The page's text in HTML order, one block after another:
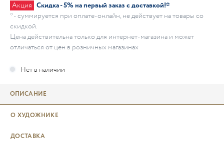
Акция Скидка - 5% на первый заказ с доставкой!*
* - суммируется при оплате-онлайн, не действует на товары со
скидкой.
Цена действительна только для интернет-магазина и может
отличаться от цен в розничных магазинах
ОПИСАНИЕ
О ХУДОЖНИКЕ
ДОСТАВКА